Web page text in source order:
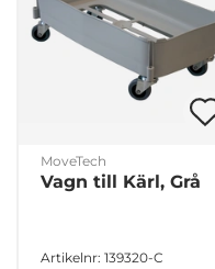
MoveTech
Vagn till Kärl, Grå
Artikelnr: 139320-C